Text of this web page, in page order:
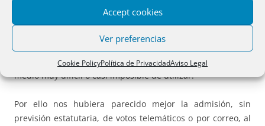
Accept cookies
Ver preferencias
Cookie PolicyPolítica de PrivacidadAviso Legal
Nos parece bien la medida, siempre va ser una facilidad
para las sociedades de pocos socios y en las cuales todos
estén bien localizados, pero para aquellas sociedades cuyo
número de socios sea relativamente elevado, va a ser un
medio muy difícil o casi imposible de utilizar.
Por ello nos hubiera parecido mejor la admisión, sin
previsión estatutaria, de votos telemáticos o por correo, al